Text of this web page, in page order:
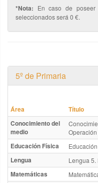
*Nota: En caso de
seleccionados será 0 €.
5º de Primaria
Área Título
Conocimiento del
medio
Educación Física
Lengua Lengua 5.
Matemáticas